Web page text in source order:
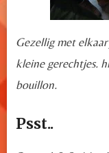
Gezellig met
kleine gerechtjes.
bouillon.
Psst..